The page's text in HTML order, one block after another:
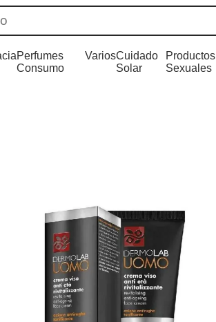
Perfumes
Consumo
VariosCuidado
Solar
Productos
Sexuales